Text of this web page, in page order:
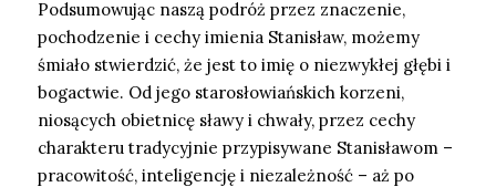
Podsumowując naszą podróż przez znaczenie,
pochodzenie i cechy imienia Stanisław, możemy
śmiało stwierdzić, że jest to imię o niezwykłej głębi i
bogactwie. Od jego starosłowiańskich korzeni,
niosących obietnicę sławy i chwały, przez cechy
charakteru tradycyjnie przypisywane Stanisławom –
pracowitość, inteligencję i niezależność – aż po